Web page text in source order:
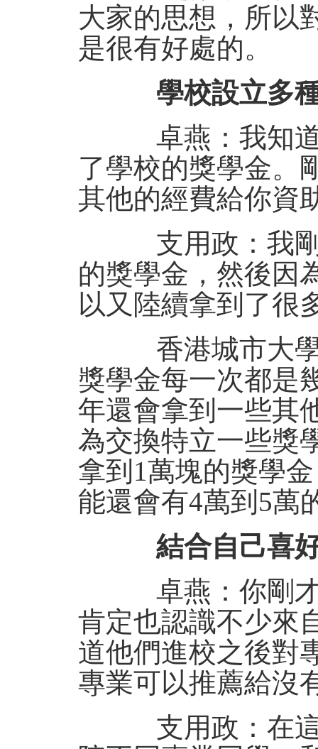
大家的思想，所以
是很有好處的。
學校設立多種
卓燕：我知道
了學校的獎學金。
其他的經費給你資
支用政：我剛
的獎學金，然後因
以又陸續拿到了很
香港城市大學
獎學金每一次都是
年還會拿到一些其
為交換特立一些獎
拿到1萬塊的獎學
能還會有4萬到5萬
結合自己喜好
卓燕：你剛才
肯定也認識不少來
道他們進校之後對
專業可以推薦給沒
支用政：在這